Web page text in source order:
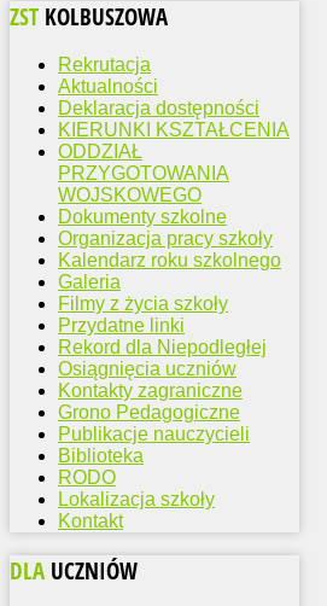
ZST KOLBUSZOWA
Rekrutacja
Aktualności
Deklaracja dostępności
KIERUNKI KSZTAŁCENIA
ODDZIAŁ
PRZYGOTOWANIA
WOJSKOWEGO
Dokumenty szkolne
Organizacja pracy szkoły
Kalendarz roku szkolnego
Galeria
Filmy z życia szkoły
Przydatne linki
Rekord dla Niepodległej
Osiągnięcia uczniów
Kontakty zagraniczne
Grono Pedagogiczne
Publikacje nauczycieli
Biblioteka
RODO
Lokalizacja szkoły
Kontakt
DLA UCZNIÓW